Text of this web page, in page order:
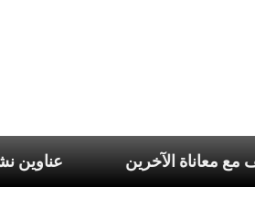
يبدأ بالتعاطف مع معاناة الآخرين